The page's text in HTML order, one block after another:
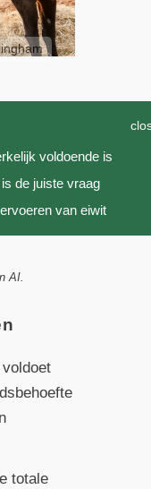
voldoende is
de juiste vraag
van eiwit
AI.
totale